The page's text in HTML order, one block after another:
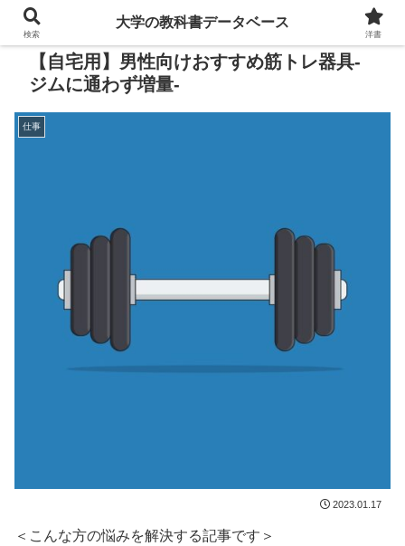
【自宅用】男性向けおすすめ筋トレ器具-
ジムに通わず増量-
仕事
2023.01.17
＜こんな方の悩みを解決する記事です＞
検索
大学の教科書データベース
洋書